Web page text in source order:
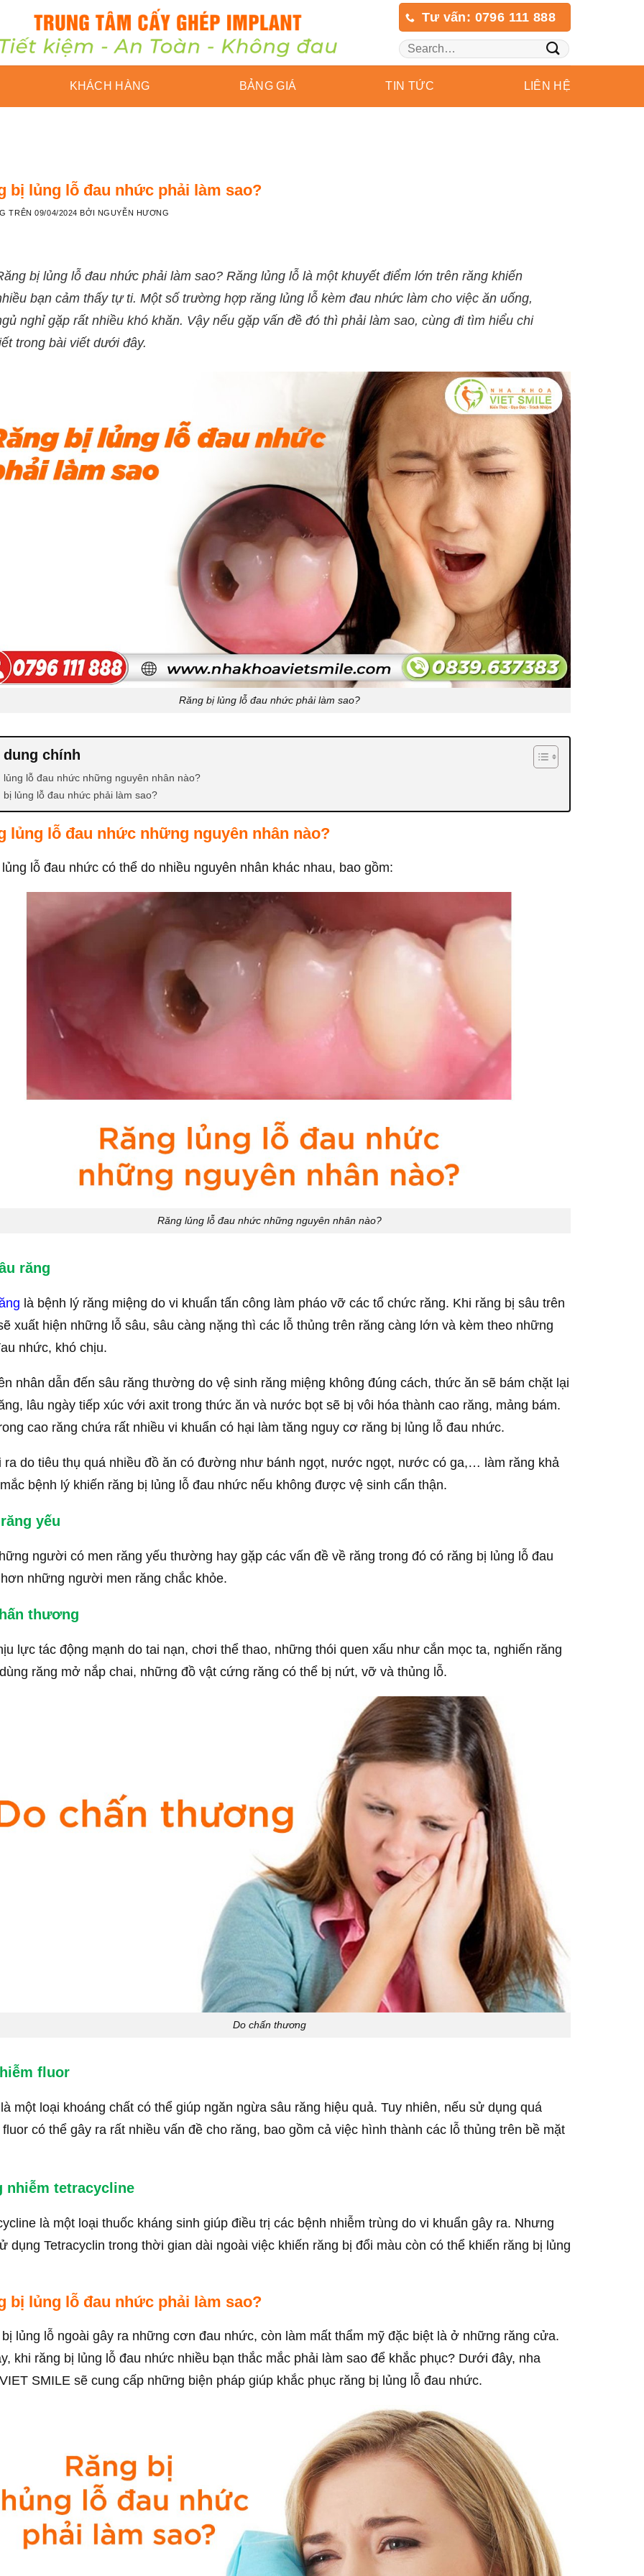
Tư vấn: 0796 111 888
KHÁCH HÀNG BẢNG GIÁ TIN TỨC LIÊN HỆ
bị lủng lỗ đau nhức phải làm sao?
TRÊN09/04/2024 BỞI NGUYỄN HƯƠNG
bị lủng lỗ đau nhức phải làm sao? Răng lủng lỗ là một khuyết điểm lớn trên răng khiến
bạn cảm thấy tự ti. Một số trường hợp răng lủng lỗ kèm đau nhức làm cho việc ăn uống,
nghỉ gặp rất nhiều khó khăn. Vậy nếu gặp vấn đề đó thì phải làm sao, cùng đi tìm hiểu chi
trong bài viết dưới đây.
Răng bị lủng lỗ đau nhức phải làm sao?
dung chính
lủng lỗ đau nhức những nguyên nhân nào?
bị lủng lỗ đau nhức phải làm sao?
lủng lỗ đau nhức những nguyên nhân nào?
lỗ đau nhức có thể do nhiều nguyên nhân khác nhau, bao gồm:
Răng lủng lỗ đau nhức những nguyên nhân nào?
răng
là bệnh lý răng miệng do vi khuẩn tấn công làm pháo vỡ các tổ chức răng. Khi răng bị sâu trên
xuất hiện những lỗ sâu, sâu càng nặng thì các lỗ thủng trên răng càng lớn và kèm theo những
nhức, khó chịu.
nhân dẫn đến sâu răng thường do vệ sinh răng miệng không đúng cách, thức ăn sẽ bám chặt lại
lâu ngày tiếp xúc với axit trong thức ăn và nước bọt sẽ bị vôi hóa thành cao răng, mảng bám.
cao răng chứa rất nhiều vi khuẩn có hại làm tăng nguy cơ răng bị lủng lỗ đau nhức.
ra do tiêu thụ quá nhiều đồ ăn có đường như bánh ngọt, nước ngọt, nước có ga,… làm răng khả
bệnh lý khiến răng bị lủng lỗ đau nhức nếu không được vệ sinh cẩn thận.
yếu
người có men răng yếu thường hay gặp các vấn đề về răng trong đó có răng bị lủng lỗ đau
những người men răng chắc khỏe.
thương
lực tác động mạnh do tai nạn, chơi thể thao, những thói quen xấu như cắn mọc ta, nghiến răng
răng mở nắp chai, những đồ vật cứng răng có thể bị nứt, vỡ và thủng lỗ.
Do chấn thương
fluor
một loại khoáng chất có thể giúp ngăn ngừa sâu răng hiệu quả. Tuy nhiên, nếu sử dụng quá
có thể gây ra rất nhiều vấn đề cho răng, bao gồm cả việc hình thành các lỗ thủng trên bề mặt
nhiễm tetracycline
là một loại thuốc kháng sinh giúp điều trị các bệnh nhiễm trùng do vi khuẩn gây ra. Nhưng
dụng Tetracyclin trong thời gian dài ngoài việc khiến răng bị đổi màu còn có thể khiến răng bị lủng
bị lủng lỗ đau nhức phải làm sao?
lủng lỗ ngoài gây ra những cơn đau nhức, còn làm mất thẩm mỹ đặc biệt là ở những răng cửa.
khi răng bị lủng lỗ đau nhức nhiều bạn thắc mắc phải làm sao để khắc phục? Dưới đây, nha
SMILE sẽ cung cấp những biện pháp giúp khắc phục răng bị lủng lỗ đau nhức.